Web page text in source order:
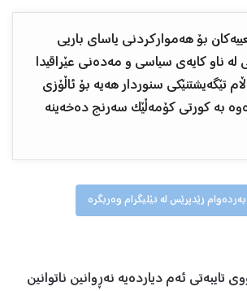
بۆ هەموارکردنی یاسای باریی
ناو کایەی سیاسی و مەدەنی عێراقیدا
تێگەیشتنێکی سنوردار هەیە بۆ ئاڵۆزی
بە کورتی کۆمەڵێک سەرنج دەخەینە
زێدپرێس لە تێلیگرام وەربگرە
تایبەتی ئەم دیاردەیە نەڕوانین ناتوانین